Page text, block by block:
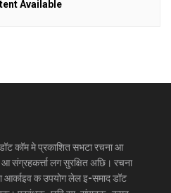
Available
डॉट कॉम मे प्रकाशित सभटा रचना आ
आ संग्रहकर्त्ता लग सुरक्षित अछि। रचना
क उपयोग लेल इ-समाद डॉट